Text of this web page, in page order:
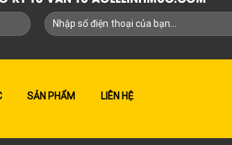
SẢN PHẨM LIÊN HỆ